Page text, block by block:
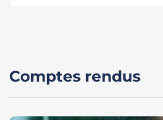
Comptes rendus